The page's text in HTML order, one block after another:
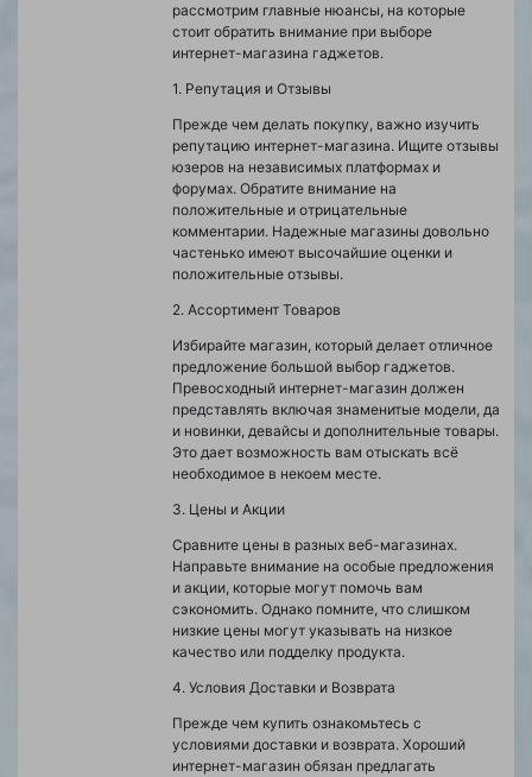
рассмотрим главные нюансы, на которые
стоит обратить внимание при выборе
интернет-магазина гаджетов.
1. Репутация и Отзывы
Прежде чем делать покупку, важно изучить
репутацию интернет-магазина. Ищите отзывы
юзеров на независимых платформах и
форумах. Обратите внимание на
положительные и отрицательные
комментарии. Надежные магазины довольно
частенько имеют высочайшие оценки и
положительные отзывы.
2. Ассортимент Товаров
Избирайте магазин, который делает отличное
предложение большой выбор гаджетов.
Превосходный интернет-магазин должен
представлять включая знаменитые модели, да
и новинки, девайсы и дополнительные товары.
Это дает возможность вам отыскать всё
необходимое в некоем месте.
3. Цены и Акции
Сравните цены в разных веб-магазинах.
Направьте внимание на особые предложения
и акции, которые могут помочь вам
сэкономить. Однако помните, что слишком
низкие цены могут указывать на низкое
качество или подделку продукта.
4. Условия Доставки и Возврата
Прежде чем купить ознакомьтесь с
условиями доставки и возврата. Хороший
интернет-магазин обязан предлагать